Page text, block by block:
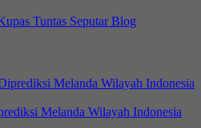
Tuntas Seputar Blog
Melanda Wilayah Indonesia